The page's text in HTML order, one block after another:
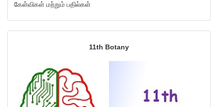
கேள்விகள் மற்றும் பதில்கள்
11th Botany